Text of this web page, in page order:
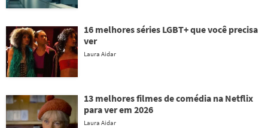
16 melhores séries LGBT+ que você precisa
ver
Laura Aidar
13 melhores filmes de comédia na Netflix
para ver em 2026
Laura Aidar